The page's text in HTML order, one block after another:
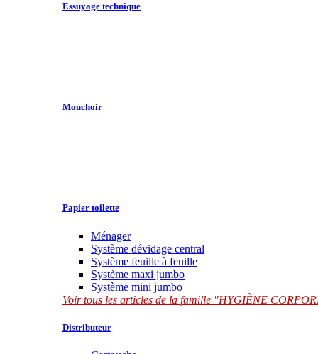
Essuyage technique
Mouchoir
Papier toilette
Ménager
Système dévidage central
Système feuille à feuille
Système maxi jumbo
Système mini jumbo
Voir tous les articles de la famille "HYGIÈNE
Distributeur